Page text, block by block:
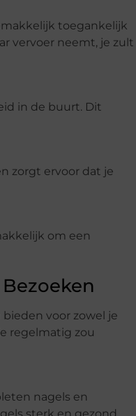
toegankelijk
vervoer neemt, je zult
in de buurt. Dit
zorgt ervoor dat je
om een
voor zowel je
regelmatig zou
nagels en